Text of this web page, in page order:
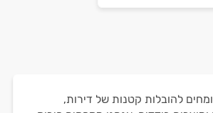
להובלות קטנות של דירות,